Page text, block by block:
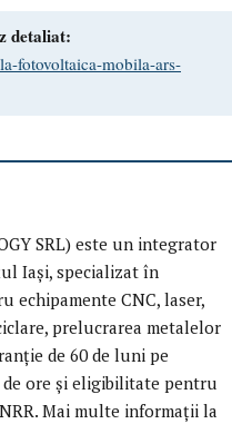
detaliat:
fotovoltaica-mobila-ars-
SRL) este un integrator
Iași, specializat în
echipamente CNC, laser,
prelucrarea metalelor
de 60 de luni pe
ore și eligibilitate pentru
Mai multe informații la